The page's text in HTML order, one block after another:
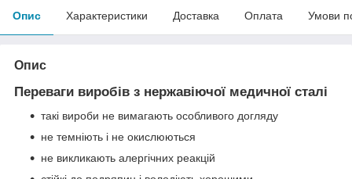
Опис Характеристики Доставка Оплата Умови
Опис
Переваги виробів з нержавіючої медичної сталі
такі вироби не вимагають особливого догляду
не темніють і не окислюються
не викликають алергічних реакцій